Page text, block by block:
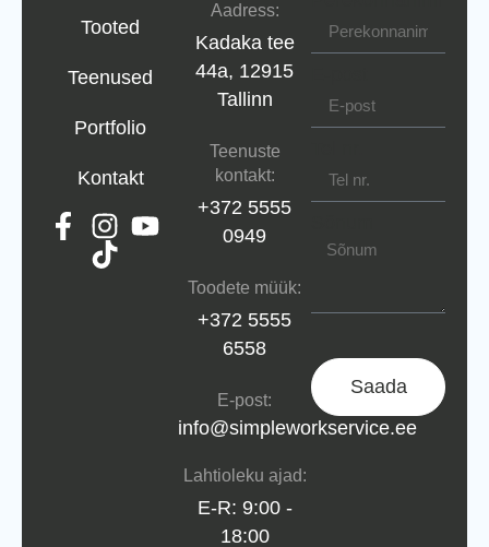
Tooted
Teenused
Portfolio
Kontakt
Aadress:
Kadaka tee
44a, 12915
Tallinn
Teenuste
kontakt:
+372 5555
0949
Toodete müük:
+372 5555
6558
E-post:
info@simpleworkservice.ee
Lahtioleku ajad:
E-R: 9:00 -
18:00
Saada